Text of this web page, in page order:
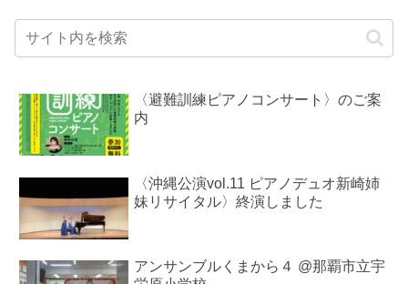
〈避難訓練ピアノコンサート〉のご案
内
〈沖縄公演vol.11 ピアノデュオ新崎姉
妹リサイタル〉終演しました
アンサンブルくまから４ @那覇市立宇